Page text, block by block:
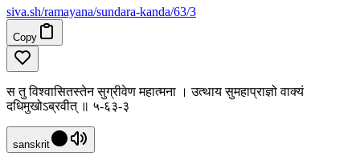
siva.sh/ramayana/sundara-kanda/63/3
Copy
स तु विश्वासितस्तेन सुग्रीवेण महात्मना । उत्थाय सुमहाप्राज्ञो वाक्यं
दधिमुखोऽब्रवीत् ॥ ५-६३-३
sanskrit